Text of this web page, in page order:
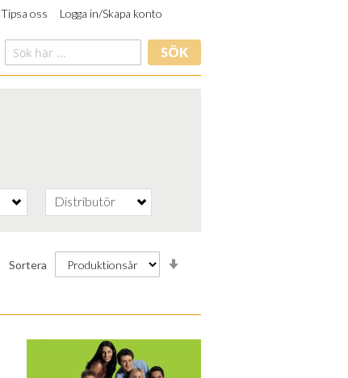
Tipsa oss Logga in/Skapa konto
SÖK
Distributör
Sortera